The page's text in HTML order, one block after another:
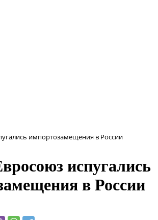
импортозамещения в России
испугались
в России